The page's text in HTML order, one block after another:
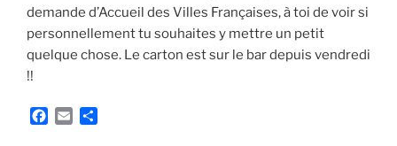
demande d’Accueil des Villes Françaises, à toi de voir si
personnellement tu souhaites y mettre un petit
quelque chose. Le carton est sur le bar depuis vendredi
!!